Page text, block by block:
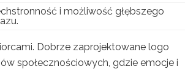
i możliwość głębszego
Dobrze zaprojektowane logo
społecznościowych, gdzie emocje i